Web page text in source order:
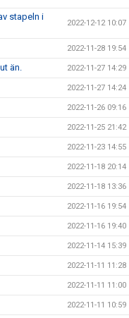
stapeln i
2022-12-12 10:07
2022-11-28 19:54
än. 2022-11-27 14:29
2022-11-27 14:24
2022-11-26 09:16
2022-11-25 21:42
2022-11-23 14:55
2022-11-18 20:14
2022-11-18 13:36
2022-11-16 19:54
2022-11-16 19:40
2022-11-14 15:39
2022-11-11 11:28
2022-11-11 11:00
2022-11-11 10:59